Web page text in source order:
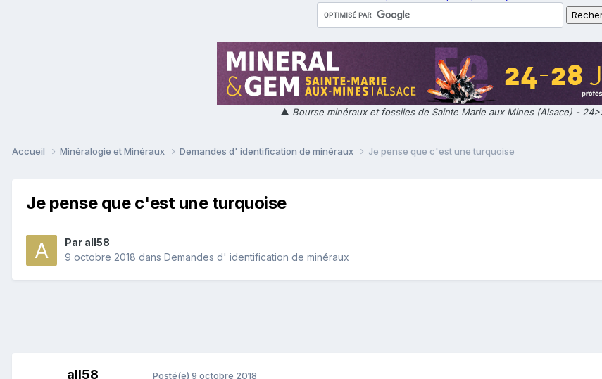
▲ Bourse minéraux et fossiles de Sainte Marie aux Mines (Alsace) -
Accueil Minéralogie et Minéraux Demandes d' identification de minéraux Je pense que c'est une turquoise
Je pense que c'est une turquoise
Par all58
9 octobre 2018 dans Demandes d' identification de minéraux
all58 Posté(e) 9 octobre 2018